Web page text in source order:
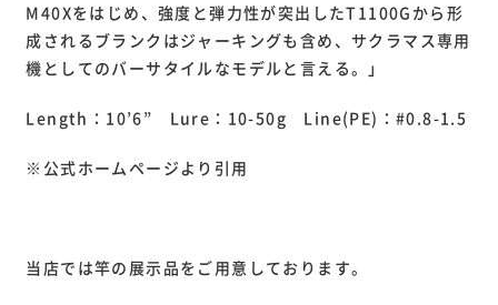
M40Xをはじめ、強度と弾力性が突出したT1100Gから形
成されるブランクはジャーキングも含め、サクラマス専用
機としてのバーサタイルなモデルと言える。」
Length：10’6” Lure：10-50g Line(PE)：#0.8-1.5
※公式ホームページより引用
当店では竿の展示品をご用意しております。